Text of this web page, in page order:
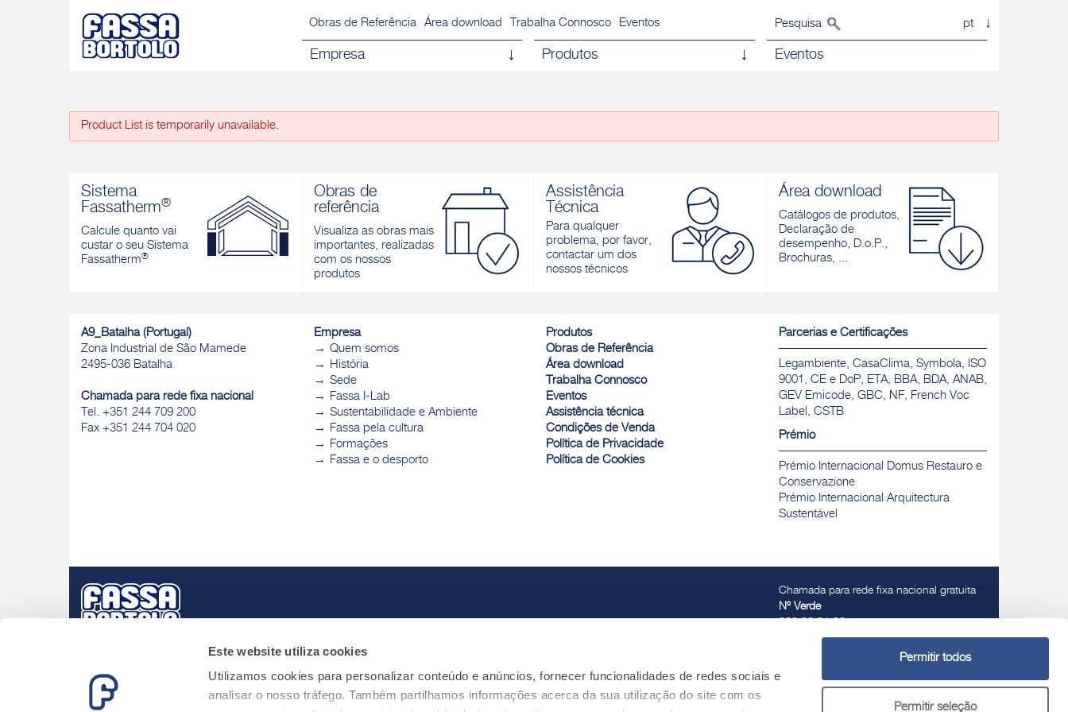
Este website utiliza cookies
Utilizamos cookies para personalizar conteúdo e anúncios, fornecer funcionalidades de redes sociais e
analisar o nosso tráfego. Também partilhamos informações acerca da sua utilização do site com os
Permitir todos
Permitir seleção
Obras de Referência Área download Trabalha Connosco Eventos Pesquisa pt
Empresa Produtos Eventos
Product List is temporarily unavailable.
Sistema
Fassatherm®
Calcule quanto vai
custar o seu Sistema
Fassatherm®
Obras de
referência
Visualiza as obras mais
importantes, realizadas
com os nossos
produtos
Assistência
Técnica
Para qualquer
problema, por favor,
contactar um dos
nossos técnicos
Área download
Catálogos de produtos,
Declaração de
desempenho, D.o.P.,
Brochuras, ...
A9_Batalha (Portugal)
Zona Industrial de São Mamede
2495-036 Batalha
Chamada para rede fixa nacional
Tel. +351 244 709 200
Fax +351 244 704 020
Empresa
Quem somos
História
Sede
Fassa I-Lab
Sustentabilidade e Ambiente
Fassa pela cultura
Formações
Fassa e o desporto
Produtos
Obras de Referência
Área download
Trabalha Connosco
Eventos
Assistência técnica
Condições de Venda
Política de Privacidade
Política de Cookies
Parcerias e Certificações
Legambiente, CasaClima, Symbola, ISO
9001, CE e DoP, ETA, BBA, BDA, ANAB,
GEV Emicode, GBC, NF, French Voc
Label, CSTB
Prémio
Prémio Internacional Domus Restauro e
Conservazione
Prémio Internacional Arquitectura
Sustentável
Chamada para rede fixa nacional gratuita
Nº Verde